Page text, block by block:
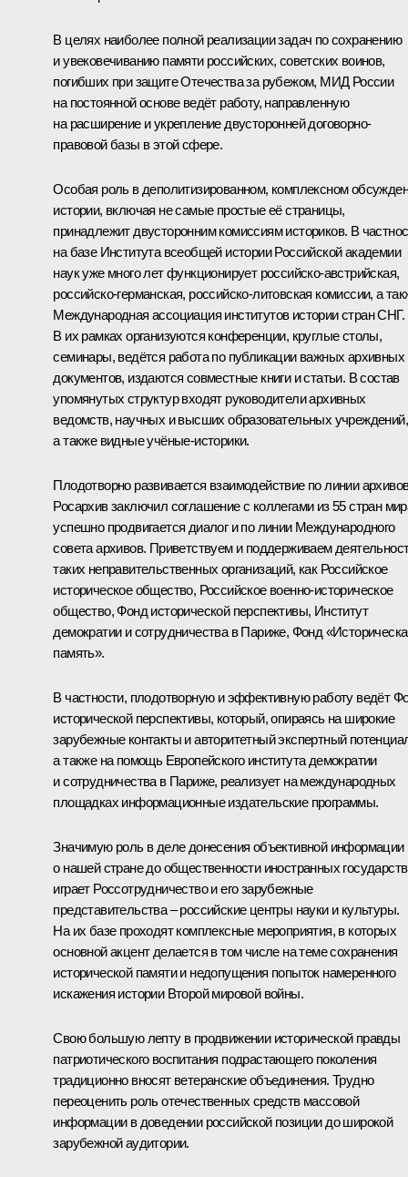
В целях наиболее полной реализации задач по сохранению
и увековечиванию памяти российских, советских воинов,
погибших при защите Отечества за рубежом, МИД России
на постоянной основе ведёт работу, направленную
на расширение и укрепление двусторонней договорно-
правовой базы в этой сфере.
Особая роль в деполитизированном, комплексном
истории, включая не самые простые её страницы,
принадлежит двусторонним комиссиям историков. В
на базе Института всеобщей истории Российской академии
наук уже много лет функционирует российско-австрийская,
российско-германская, российско-литовская комиссии, а
Международная ассоциация институтов истории стран СНГ.
В их рамках организуются конференции, круглые столы,
семинары, ведётся работа по публикации важных архивных
документов, издаются совместные книги и статьи. В состав
упомянутых структур входят руководители архивных
ведомств, научных и высших образовательных учреждений,
а также видные учёные-историки.
Плодотворно развивается взаимодействие по линии
Росархив заключил соглашение с коллегами из 55 стран
успешно продвигается диалог и по линии Международного
совета архивов. Приветствуем и поддерживаем
таких неправительственных организаций, как Российское
историческое общество, Российское военно-историческое
общество, Фонд исторической перспективы, Институт
демократии и сотрудничества в Париже, Фонд
память».
В частности, плодотворную и эффективную работу ведёт
исторической перспективы, который, опираясь на широкие
зарубежные контакты и авторитетный экспертный
а также на помощь Европейского института демократии
и сотрудничества в Париже, реализует на международных
площадках информационные издательские программы.
Значимую роль в деле донесения объективной информации
о нашей стране до общественности иностранных государств
играет Россотрудничество и его зарубежные
представительства – российские центры науки и культуры.
На их базе проходят комплексные мероприятия, в которых
основной акцент делается в том числе на теме сохранения
исторической памяти и недопущения попыток намеренного
искажения истории Второй мировой войны.
Свою большую лепту в продвижении исторической правды
патриотического воспитания подрастающего поколения
традиционно вносят ветеранские объединения. Трудно
переоценить роль отечественных средств массовой
информации в доведении российской позиции до широкой
зарубежной аудитории.